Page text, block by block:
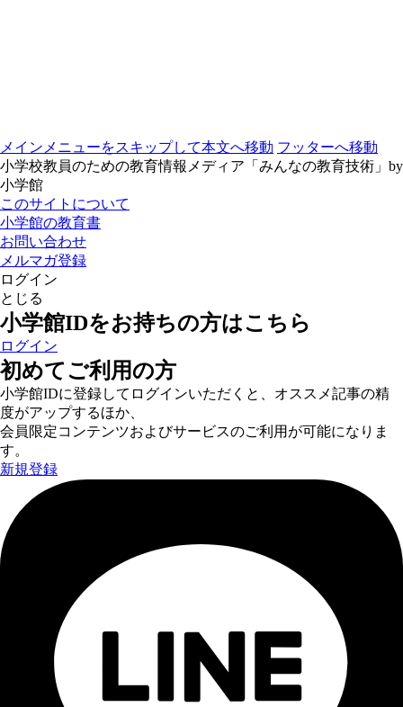
メインメニューをスキップして本文へ移動 フッターへ移動
小学校教員のための教育情報メディア「みんなの教育技術」by
小学館
このサイトについて
小学館の教育書
お問い合わせ
メルマガ登録
ログイン
とじる
小学館IDをお持ちの方はこちら
ログイン
初めてご利用の方
小学館IDに登録してログインいただくと、オススメ記事の精
度がアップするほか、
会員限定コンテンツおよびサービスのご利用が可能になりま
す。
新規登録